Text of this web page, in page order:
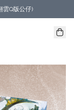
Q版公仔)